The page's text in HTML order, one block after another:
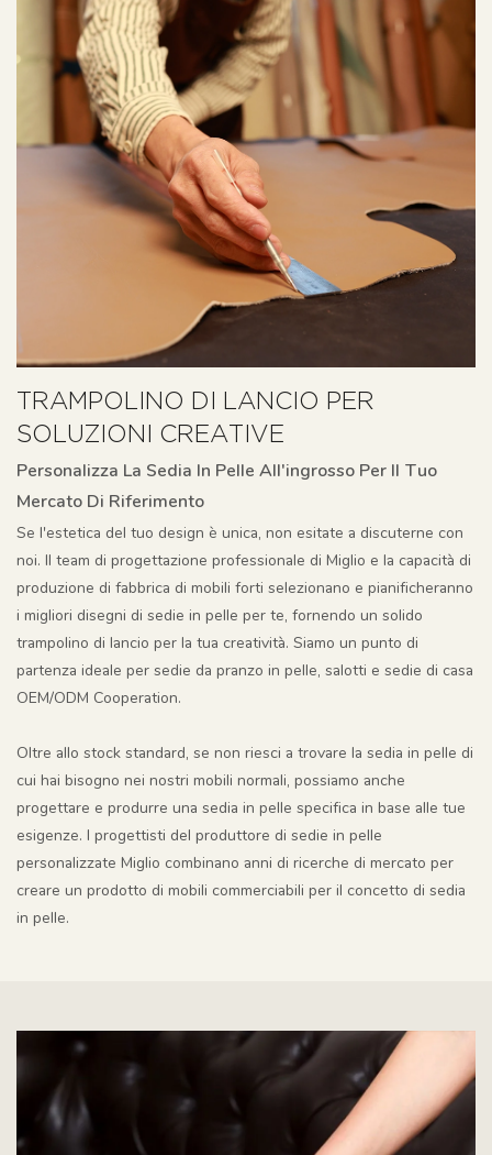
TRAMPOLINO DI LANCIO PER
SOLUZIONI CREATIVE
Personalizza La Sedia In Pelle All'ingrosso Per Il Tuo
Mercato Di Riferimento
Se l'estetica del tuo design è unica, non esitate a discuterne con
noi. Il team di progettazione professionale di Miglio e la capacità di
produzione di fabbrica di mobili forti selezionano e pianificheranno
i migliori disegni di sedie in pelle per te, fornendo un solido
trampolino di lancio per la tua creatività. Siamo un punto di
partenza ideale per sedie da pranzo in pelle, salotti e sedie di casa
OEM/ODM Cooperation.
Oltre allo stock standard, se non riesci a trovare la sedia in pelle di
cui hai bisogno nei nostri mobili normali, possiamo anche
progettare e produrre una sedia in pelle specifica in base alle tue
esigenze. I progettisti del produttore di sedie in pelle
personalizzate Miglio combinano anni di ricerche di mercato per
creare un prodotto di mobili commerciabili per il concetto di sedia
in pelle.